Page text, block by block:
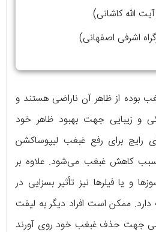
الله کاشانی)
اشرفی اصفهانی)
بوده از ظاهر آن ناراضی هستند و
و زیبایی جهت بهبود ظاهر خود
رایج برای رفع غبغب لیپوساکشن
کاهش غبغب می‌شود. علاوه بر
و یا فیلرها نیز تأثیر بسزایی در
ممکن است افراد دیگر به لیفت
جهت حذف غبغب خود روی آورند